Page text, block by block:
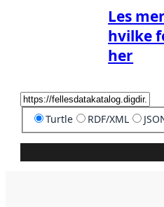
Les
hvilke
her
Turtle RDF/XML